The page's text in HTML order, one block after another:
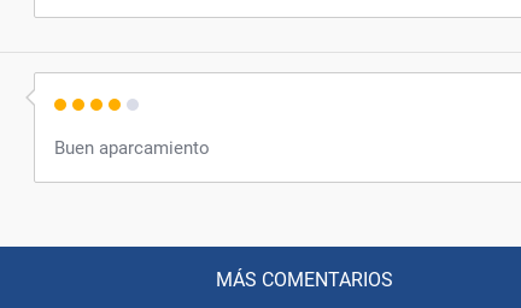
Buen aparcamiento
MÁS COMENTARIOS